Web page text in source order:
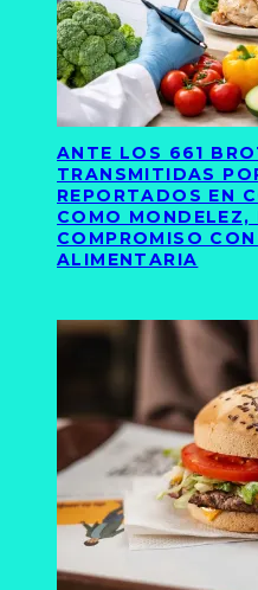
ANTE LOS 661
TRANSMITIDAS
REPORTADOS EN
COMO MONDELEZ,
COMPROMISO
ALIMENTARIA